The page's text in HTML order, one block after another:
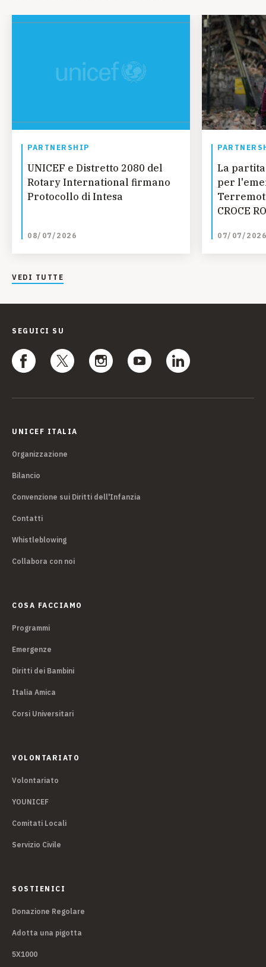
PARTNERSHIP
UNICEF e Distretto 2080 del
Rotary International firmano
Protocollo di Intesa
08/07/2026
La
per
CROCE
progetti
07/07/2026
VEDI TUTTE
SEGUICI SU
UNICEF ITALIA
Organizzazione
Bilancio
Convenzione sui Diritti dell'Infanzia
Contatti
Whistleblowing
Collabora con noi
COSA FACCIAMO
Programmi
Emergenze
Diritti dei Bambini
Italia Amica
Corsi Universitari
VOLONTARIATO
Volontariato
YOUNICEF
Comitati Locali
Servizio Civile
SOSTIENICI
Donazione Regolare
Adotta una pigotta
5X1000